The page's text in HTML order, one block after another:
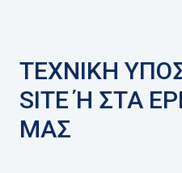
ΤΕΧΝΙΚΗ
SITE Ή ΣΤΑ
ΜΑΣ